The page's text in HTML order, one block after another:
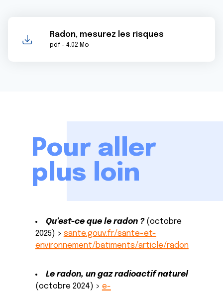
Radon, mesurez les risques
pdf - 4.02 Mo
Pour aller
plus loin
Qu’est-ce que le radon ?(octobre
2025) > sante.gouv.fr/sante-et-
environnement/batiments/article/radon
Le radon, un gaz radioactif naturel
(octobre 2024) > e-